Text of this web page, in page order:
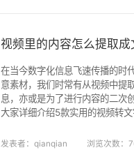
视频里的内容怎么提取成
在当今数字化信息飞速传播的时
意素材，我们时常有从视频中提
息，亦或是为了进行内容的二次
大家详细介绍5款实用的视频转文字工具，助力
仅能快速将视频中的语音转换为
发表者：qianqian 浏览次数：